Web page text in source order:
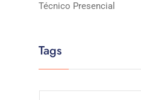
Técnico Presencial
Tags